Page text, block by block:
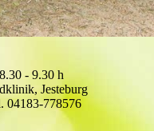
- 9.30 h
Jesteburg
04183-778576